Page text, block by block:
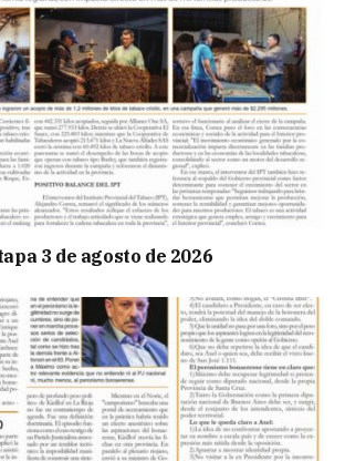
3 de agosto de 2026